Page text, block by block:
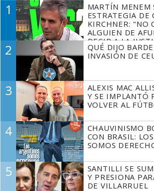
1
MARTÍN MENEM
ESTRATEGIA DE
KIRCHNER: "NO
ALGUIEN DE
DECIR A LA
TIENE QUE
2
QUÉ DIJO
INVASIÓN DE
3
ALEXIS MAC
Y SE IMPLANTÓ
VOLVER AL
4
CHAUVINISMO
CON BRASIL:
SOMOS
5
SANTILLI SE
Y PRESIONA
DE VILLARRUEL